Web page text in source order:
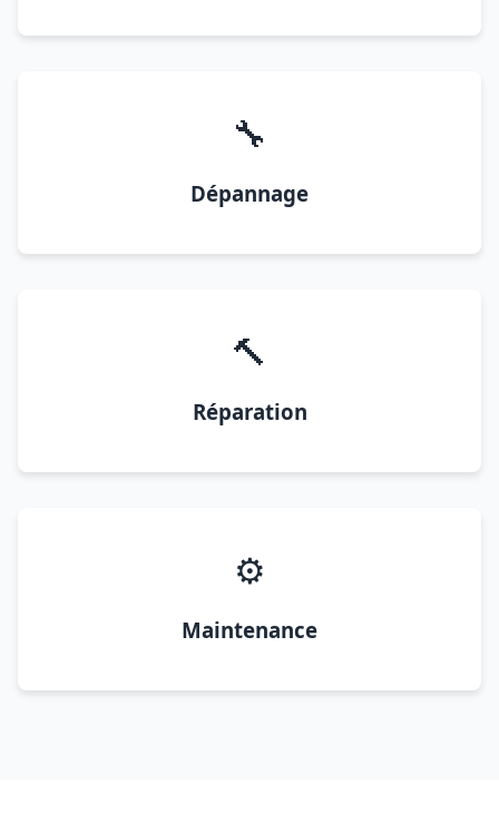
🔧
Dépannage
🔨
Réparation
⚙️
Maintenance